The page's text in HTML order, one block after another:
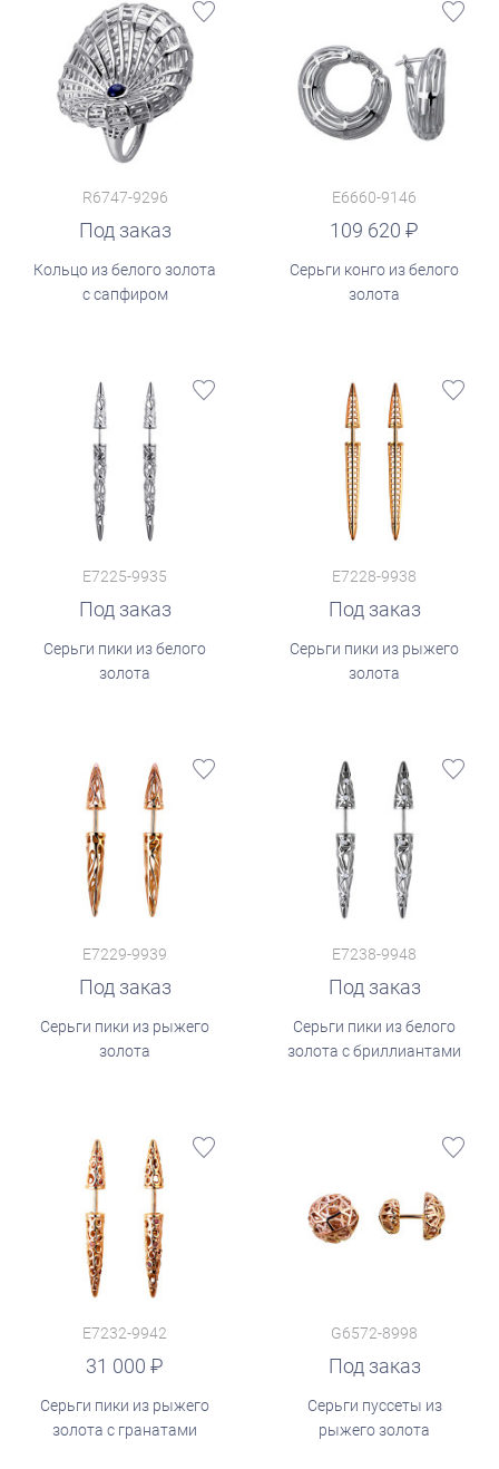
R6747-9296
Под заказ
Кольцо из белого золота
с сапфиром
E6660-9146
109 620
руб.
Серьги конго из белого
золота
E7225-9935
Под заказ
Серьги пики из белого
золота
E7228-9938
Под заказ
Серьги пики из рыжего
золота
E7229-9939
Под заказ
Серьги пики из рыжего
золота
E7238-9948
Под заказ
Серьги пики из белого
золота с бриллиантами
E7232-9942
31 000
Серьги пики из рыжего
золота с гранатами
G6572-8998
Под заказ
Серьги пуссеты из
рыжего золота